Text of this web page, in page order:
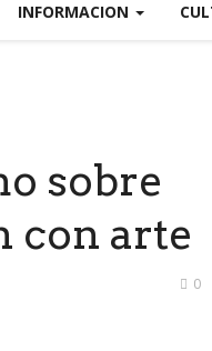
INFORMACION
sobre
con arte
0